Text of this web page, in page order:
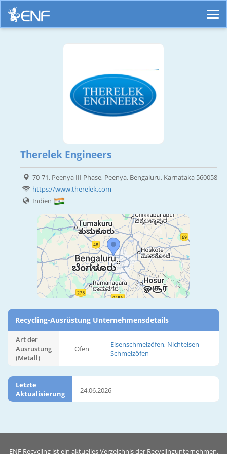
Therelek Engineers
70-71, Peenya III Phase, Peenya, Bengaluru, Karnataka 560058
https://www.therelek.com
Indien
Recycling-Ausrüstung Unternehmensdetails
Art der
Ausrüstung
(Metall)
Öfen
Eisenschmelzöfen, Nichteisen-
Schmelzöfen
Letzte
Aktualisierung
24.06.2026
ENF Recycling ist ein aktuelles Verzeichnis der Recyclingunternehmen.